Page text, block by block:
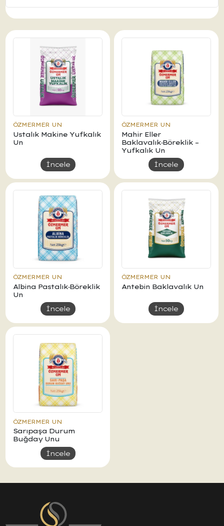
ÖZMERMER UN
Ustalık Makine Yufkalık
Un
İncele
ÖZMERMER UN
Mahir Eller
Baklavalık‑Böreklik –
Yufkalık Un
İncele
ÖZMERMER UN
Albina Pastalık‑Böreklik
Un
İncele
ÖZMERMER UN
Antebin Baklavalık Un
İncele
ÖZMERMER UN
Sarıpaşa Durum
Buğday Unu
İncele